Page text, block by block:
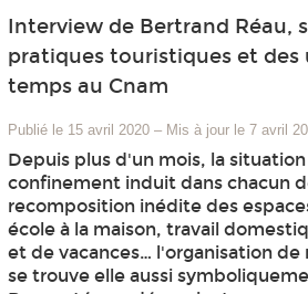
Interview de Bertrand Réau,
pratiques touristiques et des
temps au Cnam
Publié le 15 avril 2020 – Mis à jour le 7 avril
Depuis plus d'un mois, la
confinement induit dans chacun
recomposition inédite des
école à la maison, travail
et de vacances… l'organisation de
se trouve elle aussi